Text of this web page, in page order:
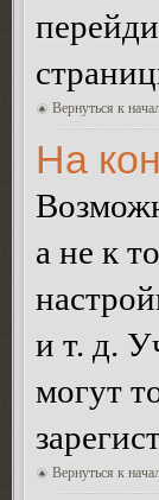
Вернуться к
На
а не к
и т. д.
могут
Вернуться к